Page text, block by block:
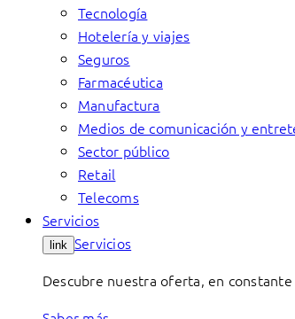
Tecnología
Hotelería y viajes
Seguros
Farmacéutica
Manufactura
Medios de comunicación y
Sector público
Retail
Telecoms
Servicios
link Servicios
Descubre nuestra oferta, en